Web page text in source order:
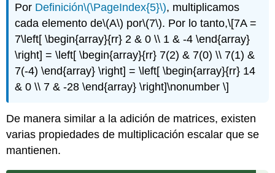
Por Definición\(\PageIndex{5}\), multiplicamos
cada elemento de\(A\) por\(7\). Por lo tanto,\[7A =
7\left[ \begin{array}{rr} 2 & 0 \\ 1 & -4 \end{array}
\right] = \left[ \begin{array}{rr} 7(2) & 7(0) \\ 7(1) &
7(-4) \end{array} \right] = \left[ \begin{array}{rr} 14
& 0 \\ 7 & -28 \end{array} \right]\nonumber \]
De manera similar a la adición de matrices, existen
varias propiedades de multiplicación escalar que se
mantienen.